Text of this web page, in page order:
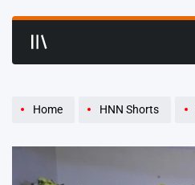
Home HNN Shorts